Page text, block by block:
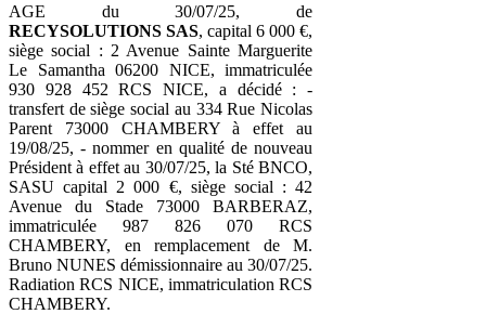
AGE du 30/07/25, de
RECYSOLUTIONS SAS, capital 6 000 €,
siège social : 2 Avenue Sainte Marguerite
Le Samantha 06200 NICE, immatriculée
930 928 452 RCS NICE, a décidé : -
transfert de siège social au 334 Rue Nicolas
Parent 73000 CHAMBERY à effet au
19/08/25, - nommer en qualité de nouveau
Président à effet au 30/07/25, la Sté BNCO,
SASU capital 2 000 €, siège social : 42
Avenue du Stade 73000 BARBERAZ,
immatriculée 987 826 070 RCS
CHAMBERY, en remplacement de M.
Bruno NUNES démissionnaire au 30/07/25.
Radiation RCS NICE, immatriculation RCS
CHAMBERY.